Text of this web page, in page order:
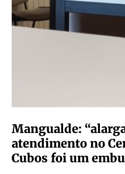
Mangualde:
atendimento no
Cubos foi um